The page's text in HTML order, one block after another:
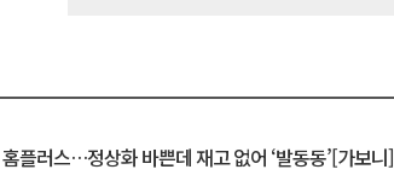
플러스…정상화 바쁜데 재고 없어 ‘발동동’[가보니]